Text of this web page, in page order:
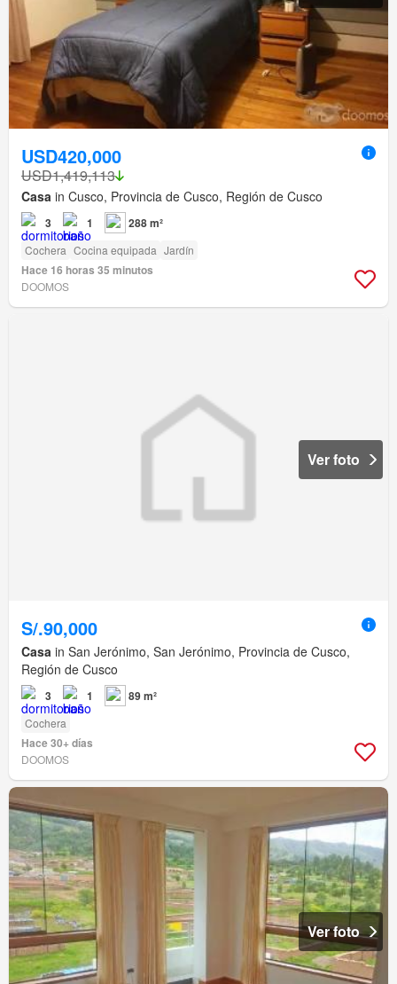
USD420,000
USD1,419,113
Casa in Cusco, Provincia de Cusco, Región de Cusco
3 1 288 m²
Cochera Cocina equipada Jardín
Hace 16 horas 35 minutos
DOOMOS
Ver foto
S/.90,000
Casa in San Jerónimo, San Jerónimo, Provincia de Cusco,
Región de Cusco
3 1 89 m²
Cochera
Hace 30+ días
DOOMOS
Ver foto